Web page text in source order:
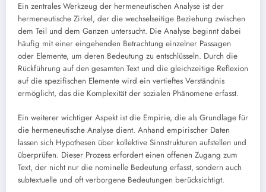
Ein zentrales Werkzeug der hermeneutischen Analyse ist der
hermeneutische Zirkel, der die wechselseitige Beziehung zwischen
dem Teil und dem Ganzen untersucht. Die Analyse beginnt dabei
häufig mit einer eingehenden Betrachtung einzelner Passagen
oder Elemente, um deren Bedeutung zu entschlüsseln. Durch die
Rückführung auf den gesamten Text und die gleichzeitige Reflexion
auf die spezifischen Elemente wird ein vertieftes Verständnis
ermöglicht, das die Komplexität der sozialen Phänomene erfasst.
Ein weiterer wichtiger Aspekt ist die Empirie, die als Grundlage für
die hermeneutische Analyse dient. Anhand empirischer Daten
lassen sich Hypothesen über kollektive Sinnstrukturen aufstellen und
überprüfen. Dieser Prozess erfordert einen offenen Zugang zum
Text, der nicht nur die nominelle Bedeutung erfasst, sondern auch
subtextuelle und oft verborgene Bedeutungen berücksichtigt.